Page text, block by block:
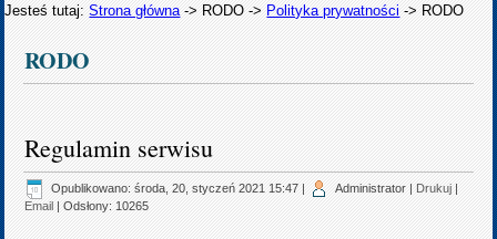
Jesteś tutaj:Strona główna -> RODO -> Polityka prywatności -> RODO
RODO
Regulamin serwisu
Opublikowano: środa, 20, styczeń 2021 15:47 | Administrator |Drukuj |
Email | Odsłony: 10265